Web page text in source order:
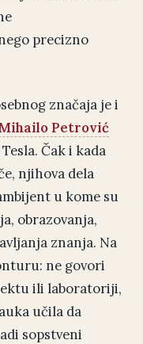
precizno
značaja je i
Petrović
Čak i kada
njihova dela
u kome su
obrazovanja,
znanja. Na
ne govori
ili laboratoriji,
učila da
sopstveni